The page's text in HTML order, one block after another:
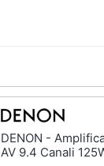
DENON -
AV 9.4 Canali